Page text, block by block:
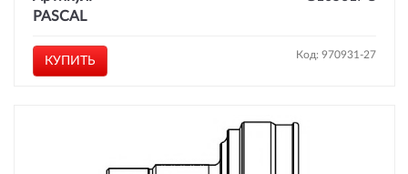
PASCAL
КУПИТЬ Код: 970931-27